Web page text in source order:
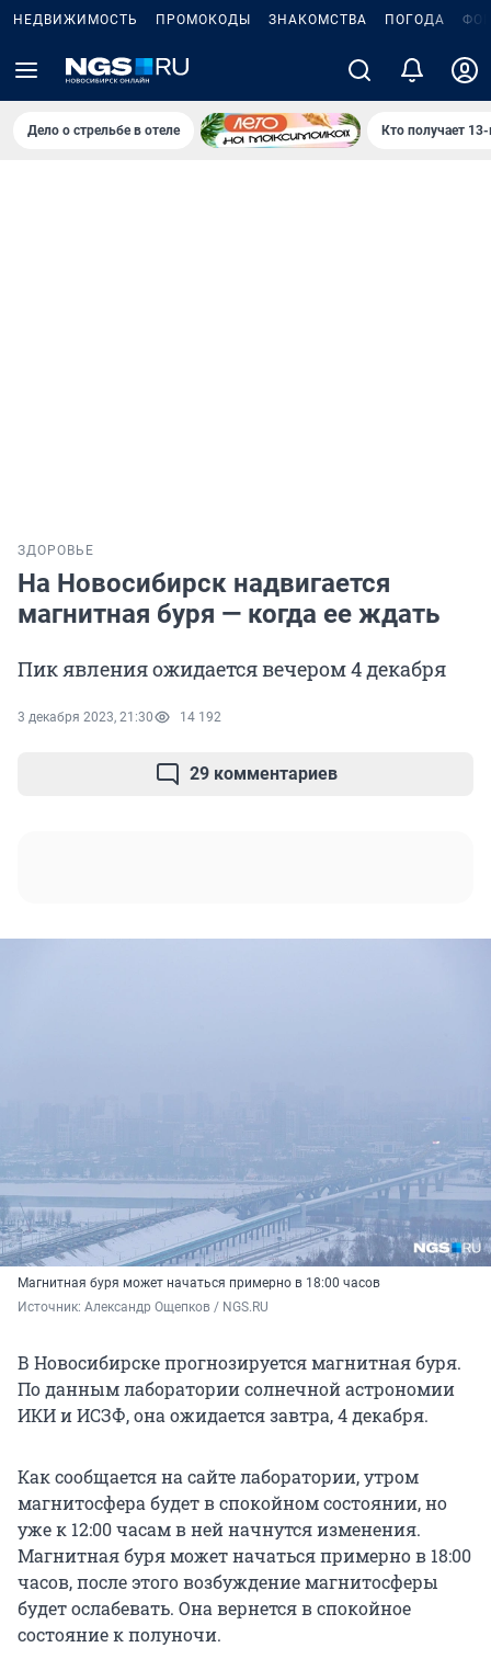
НЕДВИЖИМОСТЬ ПРОМОКОДЫ ЗНАКОМСТВА ПОГОДА
Дело о стрельбе в отеле Кто получает
ЗДОРОВЬЕ
На Новосибирск надвигается
магнитная буря — когда ее ждать
Пик явления ожидается вечером 4 декабря
3 декабря 2023, 21:30 14 192
29 комментариев
Магнитная буря может начаться примерно в 18:00 часов
Источник: Александр Ощепков / NGS.RU
В Новосибирске прогнозируется магнитная буря.
По данным лаборатории солнечной астрономии
ИКИ и ИСЗФ, она ожидается завтра, 4 декабря.
Как сообщается на сайте лаборатории, утром
магнитосфера будет в спокойном состоянии, но
уже к 12:00 часам в ней начнутся изменения.
Магнитная буря может начаться примерно в 18:00
часов, после этого возбуждение магнитосферы
будет ослабевать. Она вернется в спокойное
состояние к полуночи.